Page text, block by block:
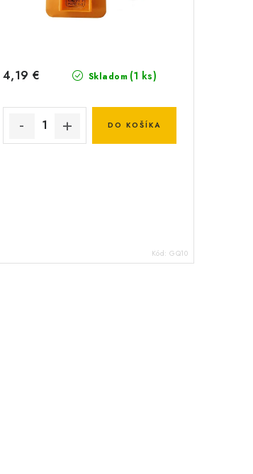
Skladom (1 ks)
4,19 €
DO KOŠÍKA
Kód: GQ10